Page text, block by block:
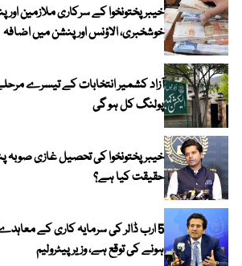
خیبرپختونخوا کے سرکاری ملازمین اور
خوشخبری، الاؤنس اور پنشن میں اضافہ
پولنگ کل ہو گی
خیبر پختونخوا کی تحصیل غازی
حقیقت کیا ہے؟
5 ارب ڈالر کی سرمایہ کاری کے
ہونے کی توقع ہے، وزیر پیٹرولیم